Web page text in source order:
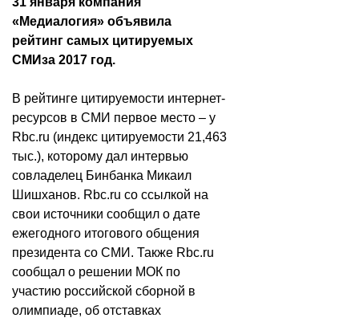
«Медиалогия» объявила
рейтинг самых цитируемых
СМИза 2017 год.
В рейтинге цитируемости интернет-
ресурсов в СМИ первое место – у
Rbc.ru (индекс цитируемости 21,463
тыс.), которому дал интервью
совладелец Бинбанка Микаил
Шишханов. Rbc.ru со ссылкой на
свои источники сообщил о дате
ежегодного итогового общения
президента со СМИ. Также Rbc.ru
сообщал о решении МОК по
участию российской сборной в
олимпиаде, об отставках